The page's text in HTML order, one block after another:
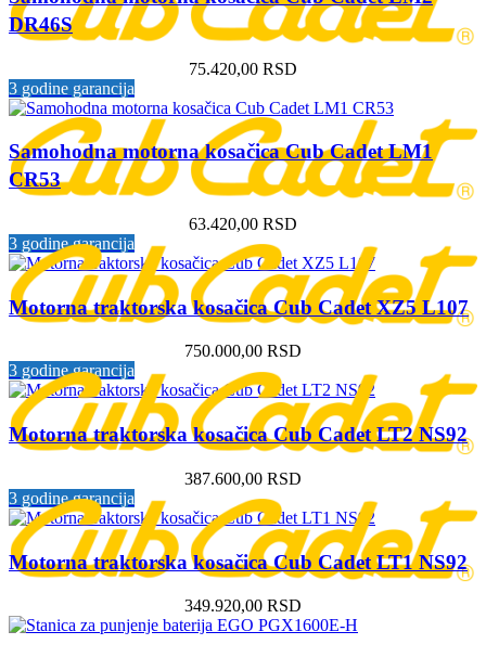
DR46S
75.420,00 RSD
3 godine garancija
Samohodna motorna kosačica Cub Cadet LM1
CR53
63.420,00 RSD
3 godine garancija
Motorna traktorska kosačica Cub Cadet XZ5 L107
750.000,00 RSD
3 godine garancija
Motorna traktorska kosačica Cub Cadet LT2 NS92
387.600,00 RSD
3 godine garancija
Motorna traktorska kosačica Cub Cadet LT1 NS92
349.920,00 RSD